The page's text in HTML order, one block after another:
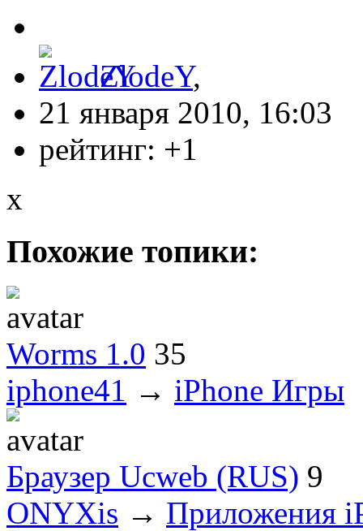
ZlodeY,
21 января 2010, 16:03
рейтинг: +1
x
Похожие топики:
Worms 1.0 35
iphone41 → iPhone Игры
Браузер Ucweb (RUS) 9
ONYXis → Приложения